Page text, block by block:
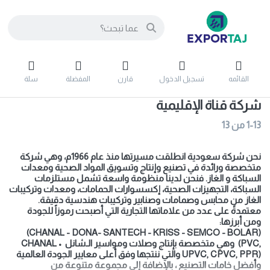
القائمه تسجيل الدخول قارن المفضلة سلة
شركة قناة الإقليمية
1-13من13
نحن شركة سعودية انطلقت مسيرتها منذ عام 1966م، وهي شركة
متخصصة ورائدة في تصنيع وإنتاج وتسويق المواد الصحية ومعدات
السباكة و الغاز. فنحن لدينا منظومة واسعة تشمل مستلزمات
السباكة، التجهيزات الصحية، إكسسوارات الحمامات، ومعدات وتركيبات
الغاز من محابس وصمامات وصنابير وتركيبات هندسية دقيقة.
معتمدةً على عدد من علاماتها التجارية التي أصبحت رموزاً للجودة
ومن أبرزها:
(CHANAL - DONA- SANTECH - KRISS - SEMCO - BOLAR)
CHANAL • شانلوهي متخصصة بإنتاج وصلات ومواسير الـ (PVC,
UPVC, CPVC, PPR)والتي ننتجها وفق أعلى معايير الجودة العالمية
وأفضل خامات التصنيع ، بالإضافة إلى مجموعة متنوعة من